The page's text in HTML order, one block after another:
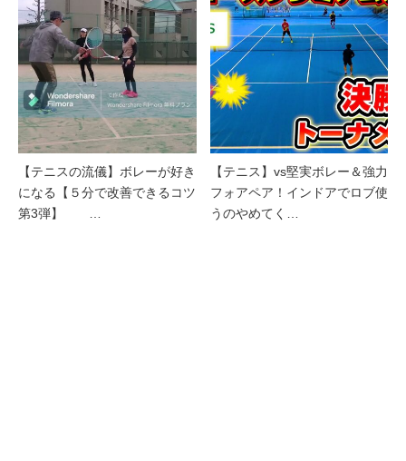
【テニスの流儀】ボレーが好き
になる【５分で改善できるコツ
第3弾】 …
【テニス】vs堅実ボレー＆強力
フォアペア！インドアでロブ使
うのやめてく…